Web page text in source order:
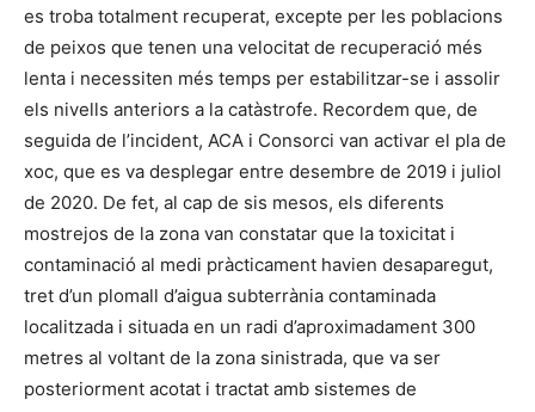
es troba totalment recuperat, excepte per les poblacions
de peixos que tenen una velocitat de recuperació més
lenta i necessiten més temps per estabilitzar-se i assolir
els nivells anteriors a la catàstrofe. Recordem que, de
seguida de l’incident, ACA i Consorci van activar el pla de
xoc, que es va desplegar entre desembre de 2019 i juliol
de 2020. De fet, al cap de sis mesos, els diferents
mostrejos de la zona van constatar que la toxicitat i
contaminació al medi pràcticament havien desaparegut,
tret d’un plomall d’aigua subterrània contaminada
localitzada i situada en un radi d’aproximadament 300
metres al voltant de la zona sinistrada, que va ser
posteriorment acotat i tractat amb sistemes de